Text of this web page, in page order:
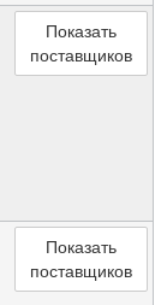
Показать
поставщиков
Показать
поставщиков